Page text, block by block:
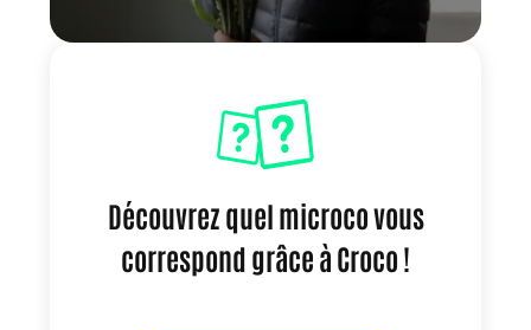
Découvrez quel microco vous
correspond grâce à Croco !